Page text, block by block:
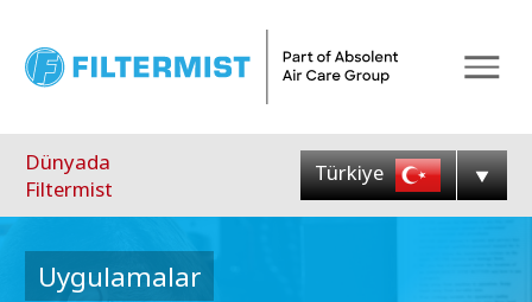
Dünyada
Filtermist
Türkiye
Uygulamalar